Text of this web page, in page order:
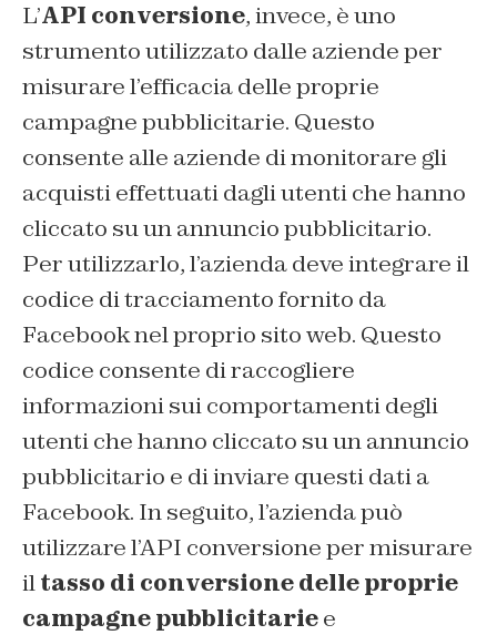
L’API conversione, invece, è uno
strumento utilizzato dalle aziende per
misurare l’efficacia delle proprie
campagne pubblicitarie. Questo
consente alle aziende di monitorare gli
acquisti effettuati dagli utenti che hanno
cliccato su un annuncio pubblicitario.
Per utilizzarlo, l’azienda deve integrare il
codice di tracciamento fornito da
Facebook nel proprio sito web. Questo
codice consente di raccogliere
informazioni sui comportamenti degli
utenti che hanno cliccato su un annuncio
pubblicitario e di inviare questi dati a
Facebook. In seguito, l’azienda può
utilizzare l’API conversione per misurare
iltasso di conversione delle proprie
campagne pubblicitariee